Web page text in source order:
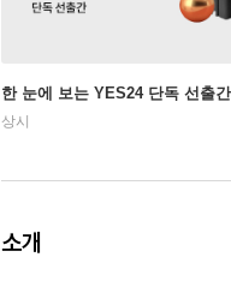
한 눈에 보는 YES24 단독 선출간
상시
소개